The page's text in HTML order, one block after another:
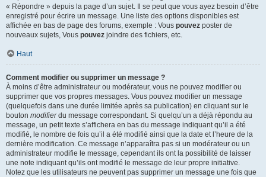
« Répondre » depuis la page d’un sujet. Il se peut que vous ayez besoin d’être
enregistré pour écrire un message. Une liste des options disponibles est
affichée en bas de page des forums, exemple : Vous pouvez poster de
nouveaux sujets, Vous pouvez joindre des fichiers, etc.
Haut
Comment modifier ou supprimer un message ?
À moins d’être administrateur ou modérateur, vous ne pouvez modifier ou
supprimer que vos propres messages. Vous pouvez modifier un message
(quelquefois dans une durée limitée après sa publication) en cliquant sur le
bouton modifierdu message correspondant. Si quelqu’un a déjà répondu au
message, un petit texte s’affichera en bas du message indiquant qu’il a été
modifié, le nombre de fois qu’il a été modifié ainsi que la date et l’heure de la
dernière modification. Ce message n’apparaîtra pas si un modérateur ou un
administrateur modifie le message, cependant ils ont la possibilité de laisser
une note indiquant qu’ils ont modifié le message de leur propre initiative.
Notez que les utilisateurs ne peuvent pas supprimer un message une fois que